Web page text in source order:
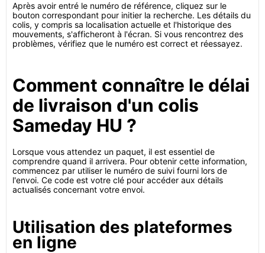
Après avoir entré le numéro de référence, cliquez sur le
bouton correspondant pour initier la recherche. Les détails du
colis, y compris sa localisation actuelle et l'historique des
mouvements, s'afficheront à l'écran. Si vous rencontrez des
problèmes, vérifiez que le numéro est correct et réessayez.
Comment connaître le délai
de livraison d'un colis
Sameday HU ?
Lorsque vous attendez un paquet, il est essentiel de
comprendre quand il arrivera. Pour obtenir cette information,
commencez par utiliser le numéro de suivi fourni lors de
l'envoi. Ce code est votre clé pour accéder aux détails
actualisés concernant votre envoi.
Utilisation des plateformes
en ligne